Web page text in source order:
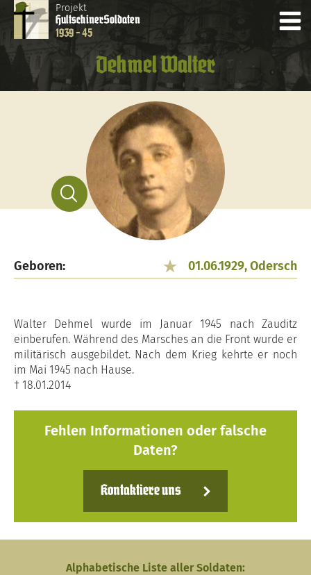
Projekt
HultschinerSoldaten
1939 - 45
Dehmel Walter
Geboren: 01.06.1929, Odersch
Walter Dehmel wurde im Januar 1945 nach Zauditz
einberufen. Während des Marsches an die Front wurde er
militärisch ausgebildet. Nach dem Krieg kehrte er noch
im Mai 1945 nach Hause.
† 18.01.2014
Fehlen Informationen oder falsche
Daten?
Kontaktiere uns
Alphabetische Liste aller Soldaten: